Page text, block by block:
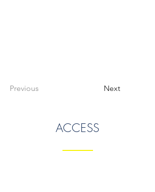
Previous Next
ACCESS